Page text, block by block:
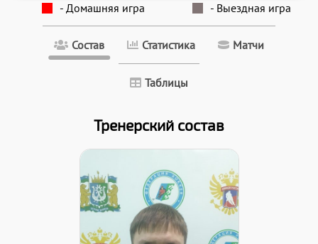
Состав Статистика Матчи
Таблицы
Тренерский состав
- Домашняя игра - Выездная игра